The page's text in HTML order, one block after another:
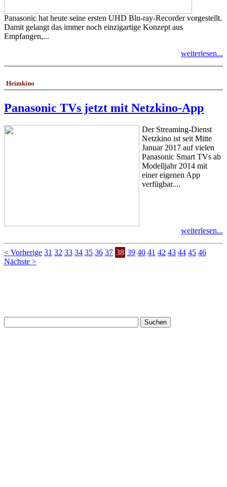
Panasonic hat heute seine ersten UHD Blu-ray-Recorder vorgestellt.
Damit gelangt das immer noch einzigartige Konzept aus
Empfangen,...
weiterlesen...
Heimkino
Panasonic TVs jetzt mit Netzkino-App
Der Streaming-Dienst
Netzkino ist seit Mitte
Januar 2017 auf vielen
Panasonic Smart TVs ab
Modelljahr 2014 mit
einer eigenen App
verfügbar....
weiterlesen...
< Vorherige 31 32 33 34 35 36 37 38 39 40 41 42 43 44 45 46
Nächste >